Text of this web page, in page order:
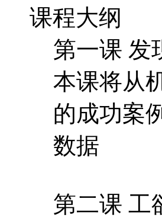
课程大纲
第一课 发
本课将从
的成功案
数据
第二课 工